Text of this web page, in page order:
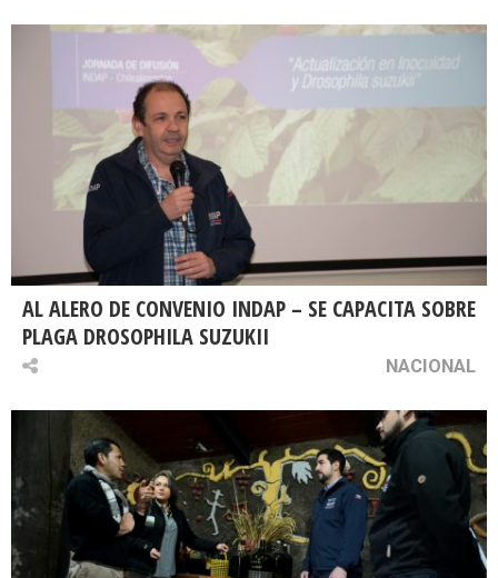
AL ALERO DE CONVENIO INDAP – SE CAPACITA SOBRE
PLAGA DROSOPHILA SUZUKII
NACIONAL